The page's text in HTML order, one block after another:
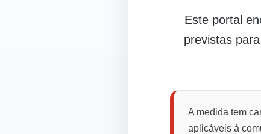
Este portal
previstas
A medida tem
aplicáveis à